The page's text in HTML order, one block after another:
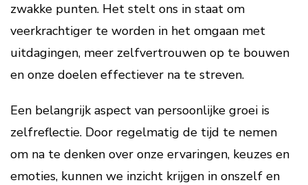
zwakke punten. Het stelt ons in staat om
veerkrachtiger te worden in het omgaan met
uitdagingen, meer zelfvertrouwen op te bouwen
en onze doelen effectiever na te streven.
Een belangrijk aspect van persoonlijke groei is
zelfreflectie. Door regelmatig de tijd te nemen
om na te denken over onze ervaringen, keuzes en
emoties, kunnen we inzicht krijgen in onszelf en